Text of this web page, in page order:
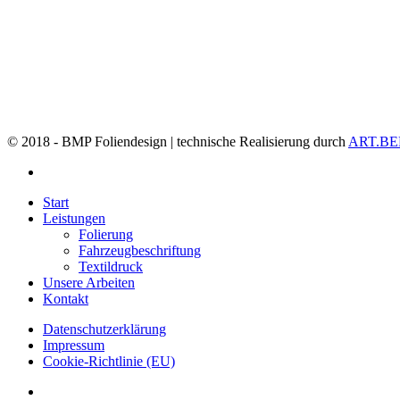
© 2018 - BMP Foliendesign | technische Realisierung durch
Close
Menu
Start
Leistungen
Folierung
Fahrzeugbeschriftung
Textildruck
Unsere Arbeiten
Kontakt
Datenschutzerklärung
Impressum
Cookie-Richtlinie (EU)